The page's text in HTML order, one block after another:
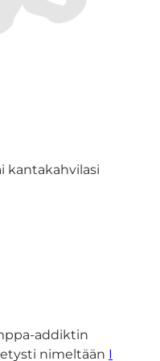
kantakahvilasi
addiktin
nimeltään I